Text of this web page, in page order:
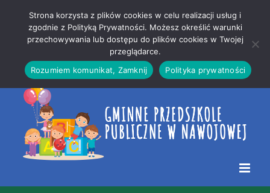
treści
strony
Strona korzysta z plików cookies w celu realizacji usług i
zgodnie z Polityką Prywatności. Możesz określić warunki
przechowywania lub dostępu do plików cookies w Twojej
przeglądarce.
Rozumiem komunikat, Zamknij
Polityka prywatności